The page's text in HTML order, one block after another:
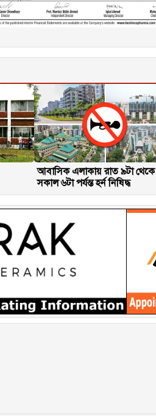
আবাসিক এলাকায় রাত ৯টা থেকে
সকাল ৬টা পর্যন্ত হর্ন নিষিদ্ধ